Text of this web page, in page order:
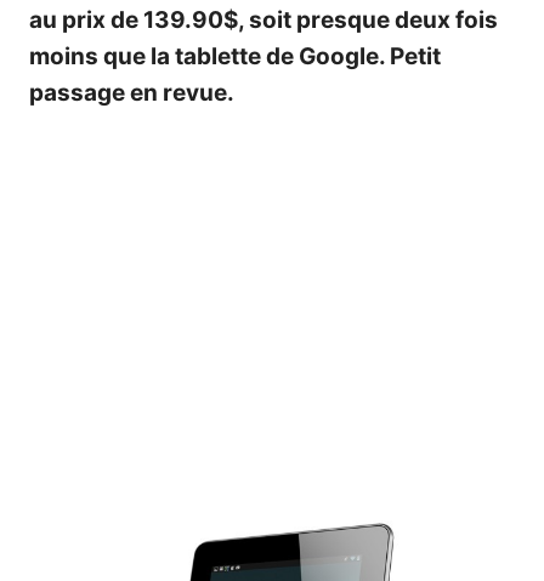
au prix de 139.90$, soit presque deux fois
moins que la tablette de Google. Petit
passage en revue.